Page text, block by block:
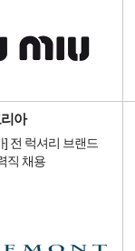
아
전 럭셔리 브랜드
직 채용